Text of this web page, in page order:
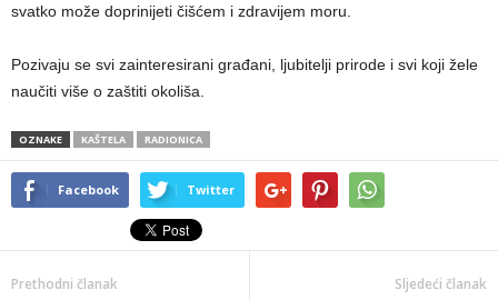
svatko može doprinijeti čišćem i zdravijem moru.
Pozivaju se svi zainteresirani građani, ljubitelji prirode i svi koji žele
naučiti više o zaštiti okoliša.
OZNAKE KAŠTELA RADIONICA
Facebook Twitter
Prethodni članak Sljedeći članak